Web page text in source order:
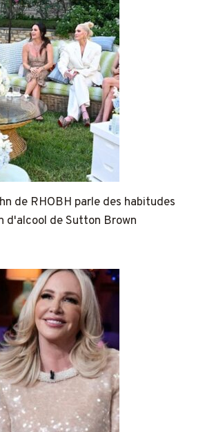
de RHOBH parle des habitudes
d'alcool de Sutton Brown